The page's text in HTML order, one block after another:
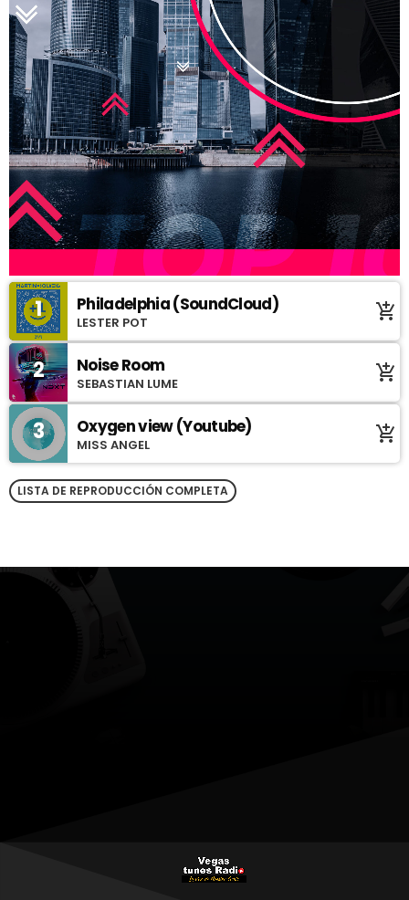
1 Philadelphia (SoundCloud)
LESTER POT add_shopping_cart
2 Noise Room
SEBASTIAN LUME add_shopping_cart
3 Oxygen view (Youtube)
MISS ANGEL add_shopping_cart
LISTA DE REPRODUCCIÓN COMPLETA